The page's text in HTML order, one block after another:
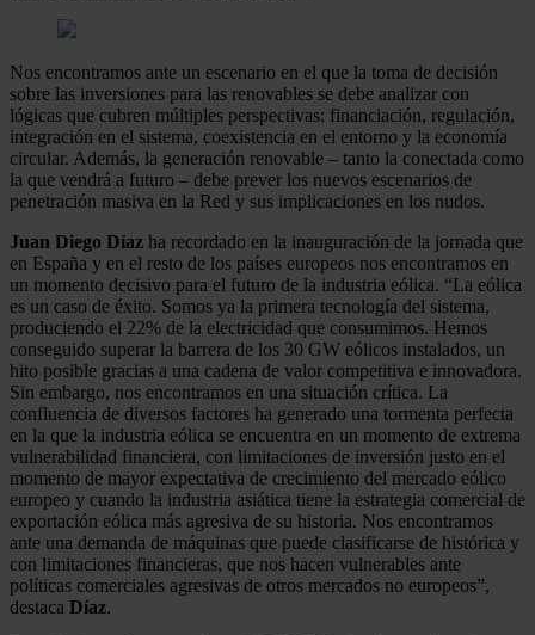
Nos encontramos ante un escenario en el que la toma de decisión
sobre las inversiones para las renovables se debe analizar con
lógicas que cubren múltiples perspectivas: financiación, regulación,
integración en el sistema, coexistencia en el entorno y la economía
circular. Además, la generación renovable – tanto la conectada como
la que vendrá a futuro – debe prever los nuevos escenarios de
penetración masiva en la Red y sus implicaciones en los nudos.
Juan Diego Díaz ha recordado en la inauguración de la jornada que
en España y en el resto de los países europeos nos encontramos en
un momento decisivo para el futuro de la industria eólica. “La eólica
es un caso de éxito. Somos ya la primera tecnología del sistema,
produciendo el 22% de la electricidad que consumimos. Hemos
conseguido superar la barrera de los 30 GW eólicos instalados, un
hito posible gracias a una cadena de valor competitiva e innovadora.
Sin embargo, nos encontramos en una situación crítica. La
confluencia de diversos factores ha generado una tormenta perfecta
en la que la industria eólica se encuentra en un momento de extrema
vulnerabilidad financiera, con limitaciones de inversión justo en el
momento de mayor expectativa de crecimiento del mercado eólico
europeo y cuando la industria asiática tiene la estrategia comercial de
exportación eólica más agresiva de su historia. Nos encontramos
ante una demanda de máquinas que puede clasificarse de histórica y
con limitaciones financieras, que nos hacen vulnerables ante
políticas comerciales agresivas de otros mercados no europeos”,
destaca Díaz.